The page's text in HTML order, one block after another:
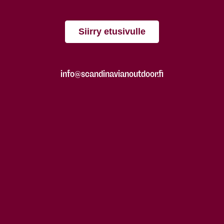
Siirry etusivulle
info@scandinavianoutdoor.fi